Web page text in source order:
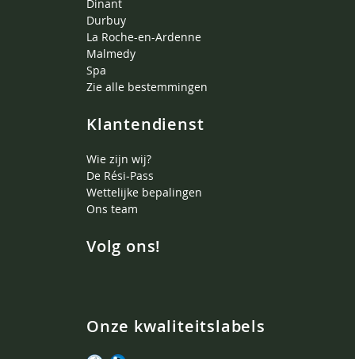
Dinant
Durbuy
La Roche-en-Ardenne
Malmedy
Spa
Zie alle bestemmingen
Klantendienst
Wie zijn wij?
De Rési-Pass
Wettelijke bepalingen
Ons team
Volg ons!
Onze kwaliteitslabels